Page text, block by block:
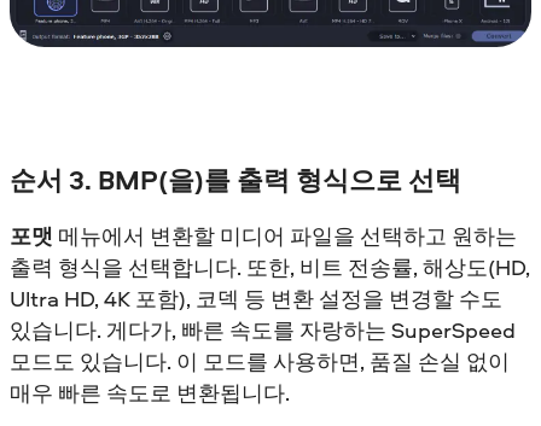
순서 3. BMP(을)를 출력 형식으로 선택
포맷 메뉴에서 변환할 미디어 파일을 선택하고 원하는
출력 형식을 선택합니다. 또한, 비트 전송률, 해상도(HD,
Ultra HD, 4K 포함), 코덱 등 변환 설정을 변경할 수도
있습니다. 게다가, 빠른 속도를 자랑하는 SuperSpeed
모드도 있습니다. 이 모드를 사용하면, 품질 손실 없이
매우 빠른 속도로 변환됩니다.